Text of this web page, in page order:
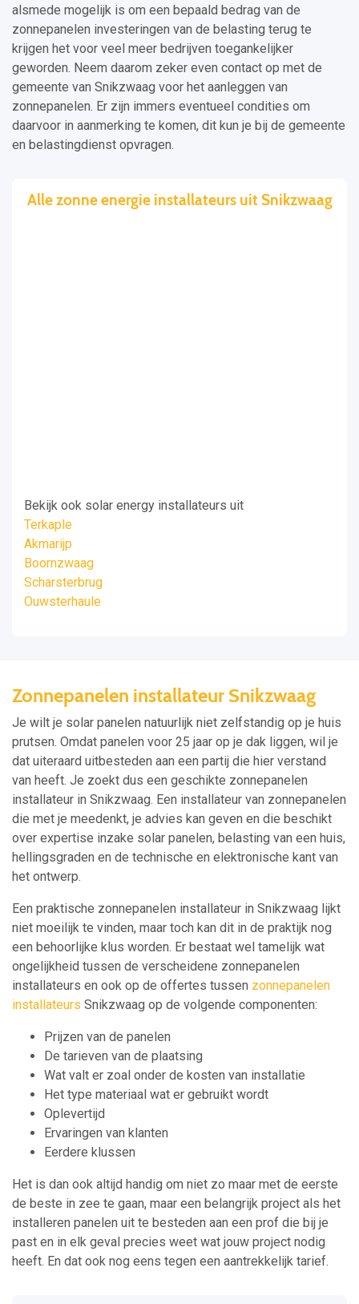
alsmede mogelijk is om een bepaald bedrag van de
zonnepanelen investeringen van de belasting terug te
krijgen het voor veel meer bedrijven toegankelijker
geworden. Neem daarom zeker even contact op met de
gemeente van Snikzwaag voor het aanleggen van
zonnepanelen. Er zijn immers eventueel condities om
daarvoor in aanmerking te komen, dit kun je bij de gemeente
en belastingdienst opvragen.
Alle zonne energie installateurs uit Snikzwaag
Bekijk ook solar energy installateurs uit
Terkaple
Akmarijp
Boornzwaag
Scharsterbrug
Ouwsterhaule
Zonnepanelen installateur Snikzwaag
Je wilt je solar panelen natuurlijk niet zelfstandig op je huis
prutsen. Omdat panelen voor 25 jaar op je dak liggen, wil je
dat uiteraard uitbesteden aan een partij die hier verstand
van heeft. Je zoekt dus een geschikte zonnepanelen
installateur in Snikzwaag. Een installateur van zonnepanelen
die met je meedenkt, je advies kan geven en die beschikt
over expertise inzake solar panelen, belasting van een huis,
hellingsgraden en de technische en elektronische kant van
het ontwerp.
Een praktische zonnepanelen installateur in Snikzwaag lijkt
niet moeilijk te vinden, maar toch kan dit in de praktijk nog
een behoorlijke klus worden. Er bestaat wel tamelijk wat
ongelijkheid tussen de verscheidene zonnepanelen
installateurs en ook op de offertes tussen zonnepanelen
installateurs Snikzwaag op de volgende componenten:
Prijzen van de panelen
De tarieven van de plaatsing
Wat valt er zoal onder de kosten van installatie
Het type materiaal wat er gebruikt wordt
Oplevertijd
Ervaringen van klanten
Eerdere klussen
Het is dan ook altijd handig om niet zo maar met de eerste
de beste in zee te gaan, maar een belangrijk project als het
installeren panelen uit te besteden aan een prof die bij je
past en in elk geval precies weet wat jouw project nodig
heeft. En dat ook nog eens tegen een aantrekkelijk tarief.